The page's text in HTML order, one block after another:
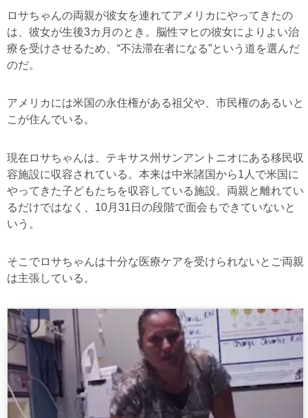
ロサちゃんの両親が彼女を連れてアメリカにやってきたの
は、彼女が生後3カ月のとき。脳性マヒの彼女によりよい治
療を受けさせるため、“不法滞在者になる”という道を選んだ
のだ。
アメリカには米国の永住権がある祖父や、市民権のあるいと
こが住んでいる。
現在ロサちゃんは、テキサス州サンアントニオにある移民収
容施設に収容されている。本来は中米諸国から1 人で米国に
やってきた子どもたちを収容している施設。両親と離れてい
るだけではなく、 10月 31 日の段階で面会もできていないと
いう。
そこでロサちゃんは十分な医療ケアを受けられないとご両親
は主張している。